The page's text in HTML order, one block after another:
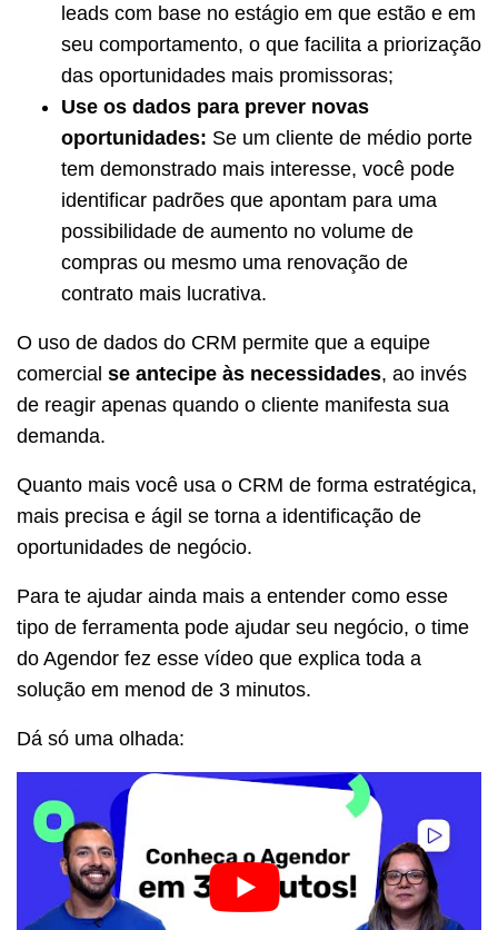
leads com base no estágio em que estão e em
seu comportamento, o que facilita a priorização
das oportunidades mais promissoras;
Use os dados para prever novas
oportunidades: Se um cliente de médio porte
tem demonstrado mais interesse, você pode
identificar padrões que apontam para uma
possibilidade de aumento no volume de
compras ou mesmo uma renovação de
contrato mais lucrativa.
O uso de dados do CRM permite que a equipe
comercial se antecipe às necessidades, ao invés
de reagir apenas quando o cliente manifesta sua
demanda.
Quanto mais você usa o CRM de forma estratégica,
mais precisa e ágil se torna a identificação de
oportunidades de negócio.
Para te ajudar ainda mais a entender como esse
tipo de ferramenta pode ajudar seu negócio, o time
do Agendor fez esse vídeo que explica toda a
solução em menod de 3 minutos.
Dá só uma olhada: